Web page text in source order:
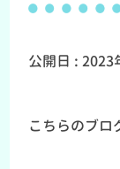
公開日 :2023
こちらのブロ